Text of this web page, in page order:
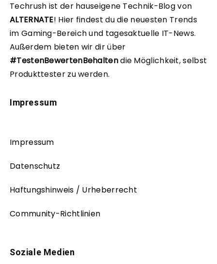
Techrush ist der hauseigene Technik-Blog von
ALTERNATE! Hier findest du die neuesten Trends
im Gaming-Bereich und tagesaktuelle IT-News.
Außerdem bieten wir dir über
#TestenBewertenBehaltendie Möglichkeit, selbst
Produkttester zu werden.
Impressum
Impressum
Datenschutz
Haftungshinweis / Urheberrecht
Community-Richtlinien
Soziale Medien